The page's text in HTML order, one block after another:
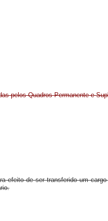
pelos Quadros Permanente e
efeito de ser transferido um